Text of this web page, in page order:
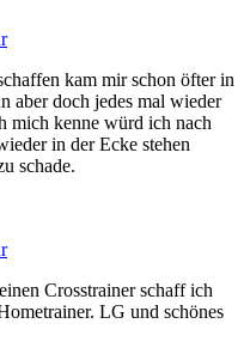
kam mir schon öfter in
aber doch jedes mal wieder
mich kenne würd ich nach
in der Ecke stehen
schade.
Crosstrainer schaff ich
LG und schönes